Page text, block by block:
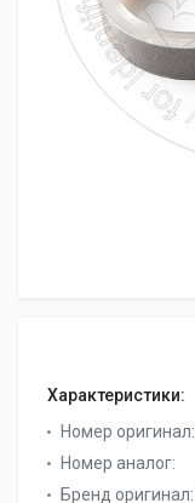
Характеристики:
Номер оригинал:
Номер аналог:
Бренд оригинал: